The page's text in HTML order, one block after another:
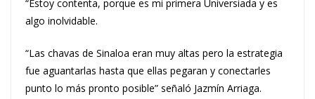
“Estoy contenta, porque es mi primera Universiada y es
algo inolvidable.
“Las chavas de Sinaloa eran muy altas pero la estrategia
fue aguantarlas hasta que ellas pegaran y conectarles
punto lo más pronto posible” señaló Jazmín Arriaga.